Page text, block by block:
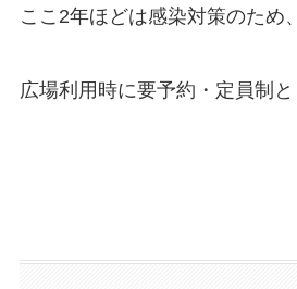
ここ2年ほどは感染対策のため、
広場利用時に要予約・定員制と